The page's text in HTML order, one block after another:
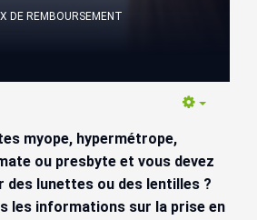
DE REMBOURSEMENT
myope, hypermétrope,
ou presbyte et vous devez
des lunettes ou des lentilles ?
les informations sur la prise en